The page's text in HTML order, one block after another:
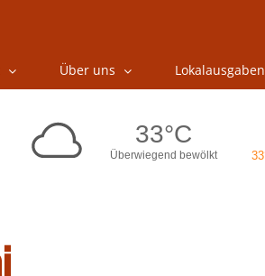
Über uns Lokalausgaben